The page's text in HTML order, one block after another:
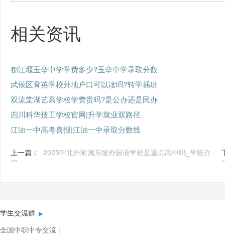
相关资讯
都江堰玉垒中学学费多少?玉垒中学录取分数
武侯区育英学校外地户口可以读吗?转学插班
双流棠湖艺高学校学费贵吗?是公办还是民办
四川科华技工学校官网|升学就业双路径
江油一中高考喜报|江油一中录取分数线
上一篇：
2025年北外附属东坡外国语学校是重点高中吗_学校介
绍
学生交流群
全国中职中专交流：